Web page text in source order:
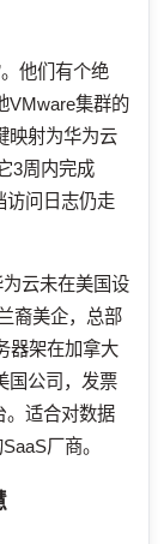
。他们有个绝
VMware集群的
映射为华为云
3周内完成
问日志仍走
云未在美国设
裔美企，总部
器架在加拿大
国公司，发票
。适合对数据
厂商。